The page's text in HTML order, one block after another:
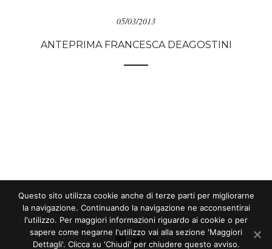
05/03/2013
ANTEPRIMA FRANCESCA DEAGOSTINI
Questo sito utilizza cookie anche di terze parti per migliorarne
la navigazione. Continuando la navigazione ne acconsentirai
l'utilizzo. Per maggiori informazioni riguardo ai cookie o per
sapere come negarne l'utilizzo vai alla sezione 'Maggiori
Dettagli'. Clicca su 'Chiudi' per chiudere questo avviso.